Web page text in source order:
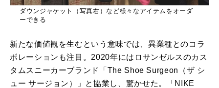
ダウンジャケット（写真右）など様々なアイテムをオーダ
ーできる
新たな価値観を生むという意味では、異業種とのコラ
ボレーションも注目。2020年にはロサンゼルスのカス
タムスニーカーブランド「The Shoe Surgeon（ザ シ
ュー サージョン）」と協業し、驚かせた。「NIKE